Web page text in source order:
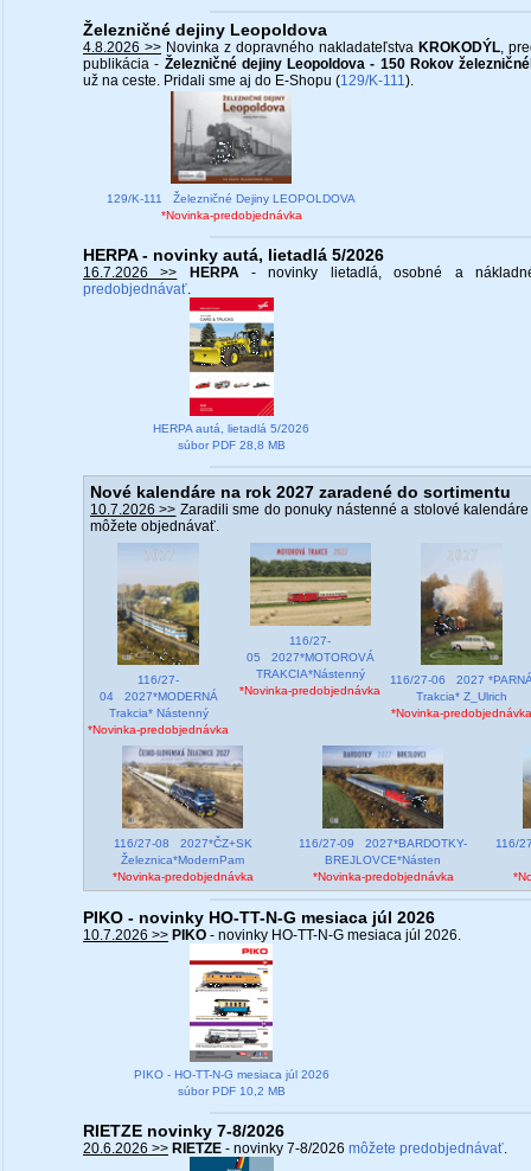
Železničné dejiny Leopoldova
4.8.2026 >> Novinka z dopravného nakladateľstva KROKODÝL,
publikácia - Železničné dejiny Leopoldova - 150 Rokov
už na ceste. Pridali sme aj do E-Shopu (129/K-111).
129/K-111 Železničné Dejiny LEOPOLDOVA
*Novinka-predobjednávka
HERPA - novinky autá, lietadlá 5/2026
16.7.2026 >> HERPA- novinky lietadlá, osobné a
predobjednávať.
HERPA autá, lietadlá 5/2026
súbor PDF 28,8 MB
Nové kalendáre na rok 2027 zaradené do sortimentu
10.7.2026 >> Zaradili sme do ponuky nástenné a stolové
môžete objednávať.
116/27-
04 2027*MODERNÁ
Trakcia* Nástenný
*Novinka-predobjednávka
116/27-
05 2027*MOTOROVÁ
TRAKCIA*Nástenný
*Novinka-predobjednávka
116/27-06 2027
Trakcia* Z_Ulrich
*Novinka-predobjednávka
116/27-08 2027*ČZ+SK
Železnica*ModernPam
*Novinka-predobjednávka
116/27-09 2027*BARDOTKY-
BREJLOVCE*Násten
*Novinka-predobjednávka
116/
PIKO - novinky HO-TT-N-G mesiaca júl 2026
10.7.2026 >> PIKO - novinky HO-TT-N-G mesiaca júl 2026.
PIKO - HO-TT-N-G mesiaca júl 2026
súbor PDF 10,2 MB
RIETZE novinky 7-8/2026
20.6.2026 >> RIETZE - novinky 7-8/2026 môžete predobjednávať.